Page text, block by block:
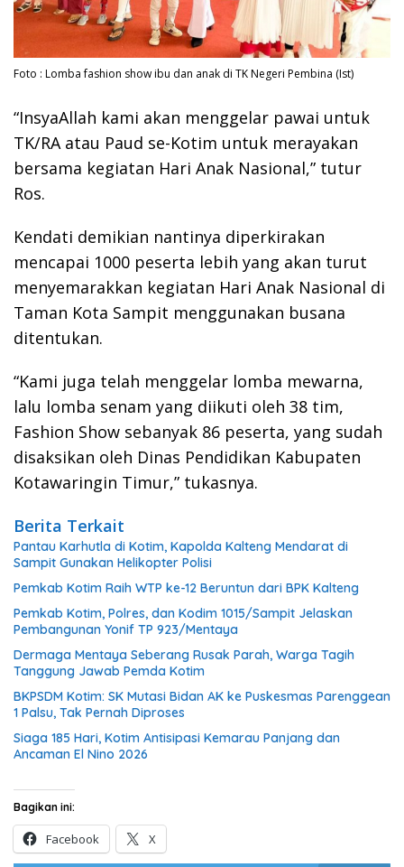
Foto : Lomba fashion show ibu dan anak di TK Negeri Pembina (Ist)
“InsyaAllah kami akan menggelar pawai untuk
TK/RA atau Paud se-Kotim untuk merayakan
bersama kegiatan Hari Anak Nasional,” tutur
Ros.
Kendati demikian nantinya diperkirakan
mencapai 1000 peserta lebih yang akan turut
menyemarakkan kegiatan Hari Anak Nasional di
Taman Kota Sampit menggunakan busana
ditentukan.
“Kami juga telah menggelar lomba mewarna,
lalu lomba senam yang diikuti oleh 38 tim,
Fashion Show sebanyak 86 peserta, yang sudah
disaksikan oleh Dinas Pendidikan Kabupaten
Kotawaringin Timur,” tukasnya.
Berita Terkait
Pantau Karhutla di Kotim, Kapolda Kalteng Mendarat di
Sampit Gunakan Helikopter Polisi
Pemkab Kotim Raih WTP ke-12 Beruntun dari BPK Kalteng
Pemkab Kotim, Polres, dan Kodim 1015/Sampit Jelaskan
Pembangunan Yonif TP 923/Mentaya
Dermaga Mentaya Seberang Rusak Parah, Warga Tagih
Tanggung Jawab Pemda Kotim
BKPSDM Kotim: SK Mutasi Bidan AK ke Puskesmas Parenggean
1 Palsu, Tak Pernah Diproses
Siaga 185 Hari, Kotim Antisipasi Kemarau Panjang dan
Ancaman El Nino 2026
Bagikan ini:
Facebook X